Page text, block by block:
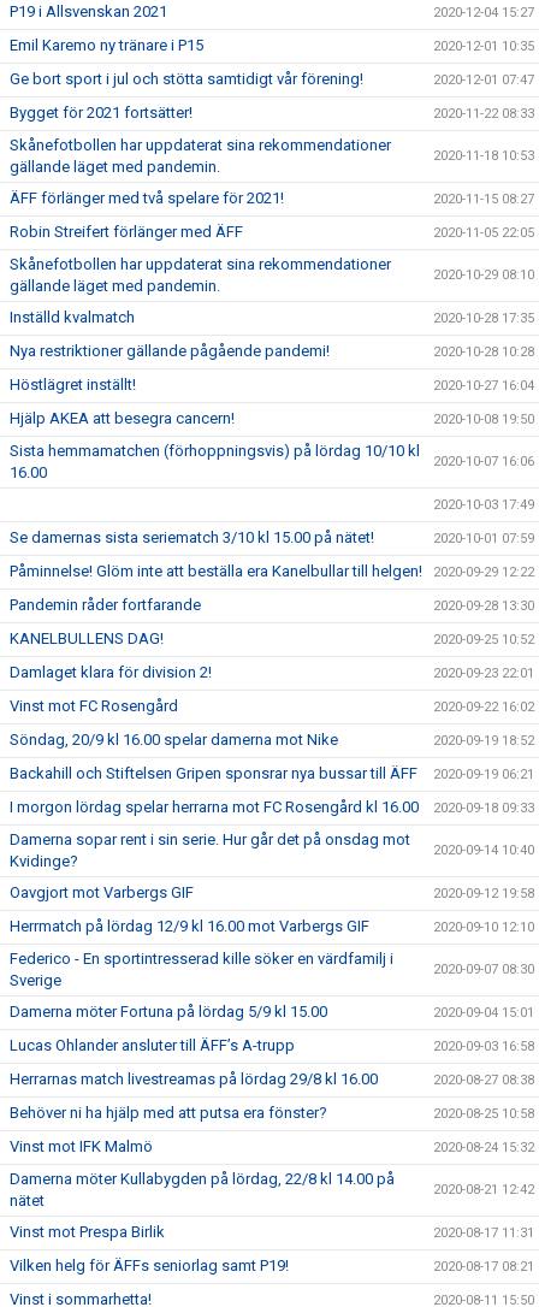
P19 i Allsvenskan 2021 2020-12-04 15:27
Emil Karemo ny tränare i P15 2020-12-01 10:35
Ge bort sport i jul och stötta samtidigt vår förening! 2020-12-01 07:47
Bygget för 2021 fortsätter! 2020-11-22 08:33
Skånefotbollen har uppdaterat sina rekommendationer
gällande läget med pandemin.
2020-11-18 10:53
ÄFF förlänger med två spelare för 2021! 2020-11-15 08:27
Robin Streifert förlänger med ÄFF 2020-11-05 22:05
Skånefotbollen har uppdaterat sina rekommendationer
gällande läget med pandemin.
2020-10-29 08:10
Inställd kvalmatch 2020-10-28 17:35
Nya restriktioner gällande pågående pandemi! 2020-10-28 10:28
Höstlägret inställt! 2020-10-27 16:04
Hjälp AKEA att besegra cancern! 2020-10-08 19:50
Sista hemmamatchen (förhoppningsvis) på lördag 10/10 kl
16.00
2020-10-07 16:06
2020-10-03 17:49
Se damernas sista seriematch 3/10 kl 15.00 på nätet! 2020-10-01 07:59
Påminnelse! Glöm inte att beställa era Kanelbullar till helgen! 2020-09-29 12:22
Pandemin råder fortfarande 2020-09-28 13:30
KANELBULLENS DAG! 2020-09-25 10:52
Damlaget klara för division 2! 2020-09-23 22:01
Vinst mot FC Rosengård 2020-09-22 16:02
Söndag, 20/9 kl 16.00 spelar damerna mot Nike 2020-09-19 18:52
Backahill och Stiftelsen Gripen sponsrar nya bussar till ÄFF 2020-09-19 06:21
I morgon lördag spelar herrarna mot FC Rosengård kl 16.00 2020-09-18 09:33
Damerna sopar rent i sin serie. Hur går det på onsdag mot
Kvidinge?
2020-09-14 10:40
Oavgjort mot Varbergs GIF 2020-09-12 19:58
Herrmatch på lördag 12/9 kl 16.00 mot Varbergs GIF 2020-09-10 12:10
Federico - En sportintresserad kille söker en värdfamilj i
Sverige
2020-09-07 08:30
Damerna möter Fortuna på lördag 5/9 kl 15.00 2020-09-04 15:01
Lucas Ohlander ansluter till ÄFF’s A-trupp 2020-09-03 16:58
Herrarnas match livestreamas på lördag 29/8 kl 16.00 2020-08-27 08:38
Behöver ni ha hjälp med att putsa era fönster? 2020-08-25 10:58
Vinst mot IFK Malmö 2020-08-24 15:32
Damerna möter Kullabygden på lördag, 22/8 kl 14.00 på
nätet
2020-08-21 12:42
Vinst mot Prespa Birlik 2020-08-17 11:31
Vilken helg för ÄFFs seniorlag samt P19! 2020-08-17 08:21
Vinst i sommarhetta! 2020-08-11 15:50